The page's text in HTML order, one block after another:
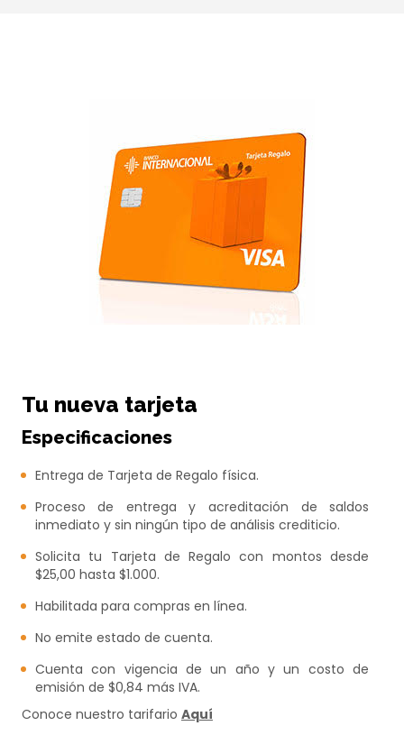
Tu nueva tarjeta
Especificaciones
Entrega de Tarjeta de Regalo física.
Proceso de entrega y acreditación de saldos
inmediato y sin ningún tipo de análisis crediticio.
Solicita tu Tarjeta de Regalo con montos desde
$25,00 hasta $1.000.
Habilitada para compras en línea.
No emite estado de cuenta.
Cuenta con vigencia de un año y un costo de
emisión de $0,84 más IVA.
Conoce nuestro tarifario Aquí